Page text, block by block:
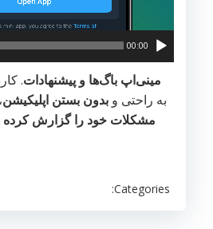
00:00
مینی‌اپ باگ‌ها و پیشنهادات.
به راحتی و بدون بستن اپلیکیشن
مشکلات خود را گزارش کرده
Categories: